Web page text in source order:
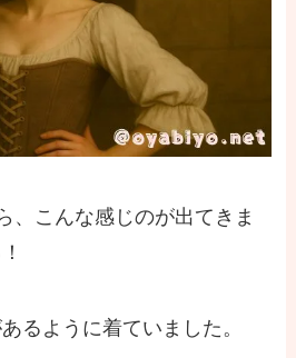
、こんな感じのが出てきま
るように着ていました。